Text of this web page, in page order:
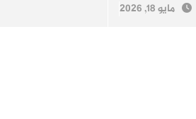
مايو 18, 2026